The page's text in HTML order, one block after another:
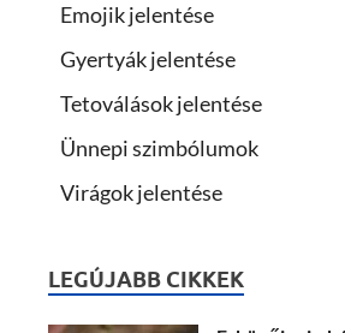
Emojik jelentése
Gyertyák jelentése
Tetoválások jelentése
Ünnepi szimbólumok
Virágok jelentése
LEGÚJABB CIKKEK